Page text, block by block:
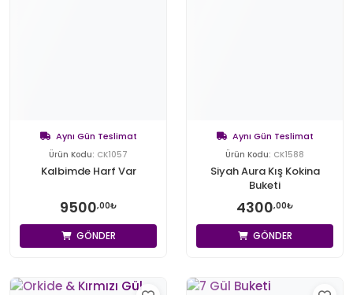
Aynı Gün Teslimat
Ürün Kodu: CK1057
Kalbimde Harf Var
9500,00₺
GÖNDER
Aynı Gün Teslimat
Ürün Kodu: CK1588
Siyah Aura Kış Kokina
Buketi
4300,00₺
GÖNDER